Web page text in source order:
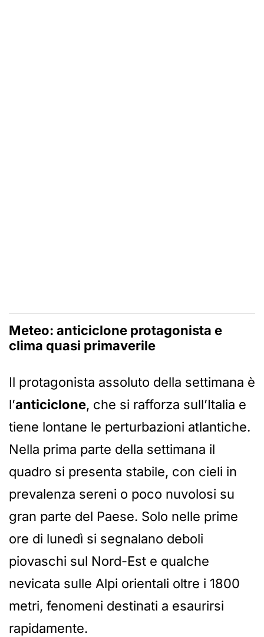
Meteo: anticiclone protagonista e
clima quasi primaverile
Il protagonista assoluto della settimana è
l’anticiclone, che si rafforza sull’Italia e
tiene lontane le perturbazioni atlantiche.
Nella prima parte della settimana il
quadro si presenta stabile, con cieli in
prevalenza sereni o poco nuvolosi su
gran parte del Paese. Solo nelle prime
ore di lunedì si segnalano deboli
piovaschi sul Nord-Est e qualche
nevicata sulle Alpi orientali oltre i 1800
metri, fenomeni destinati a esaurirsi
rapidamente.